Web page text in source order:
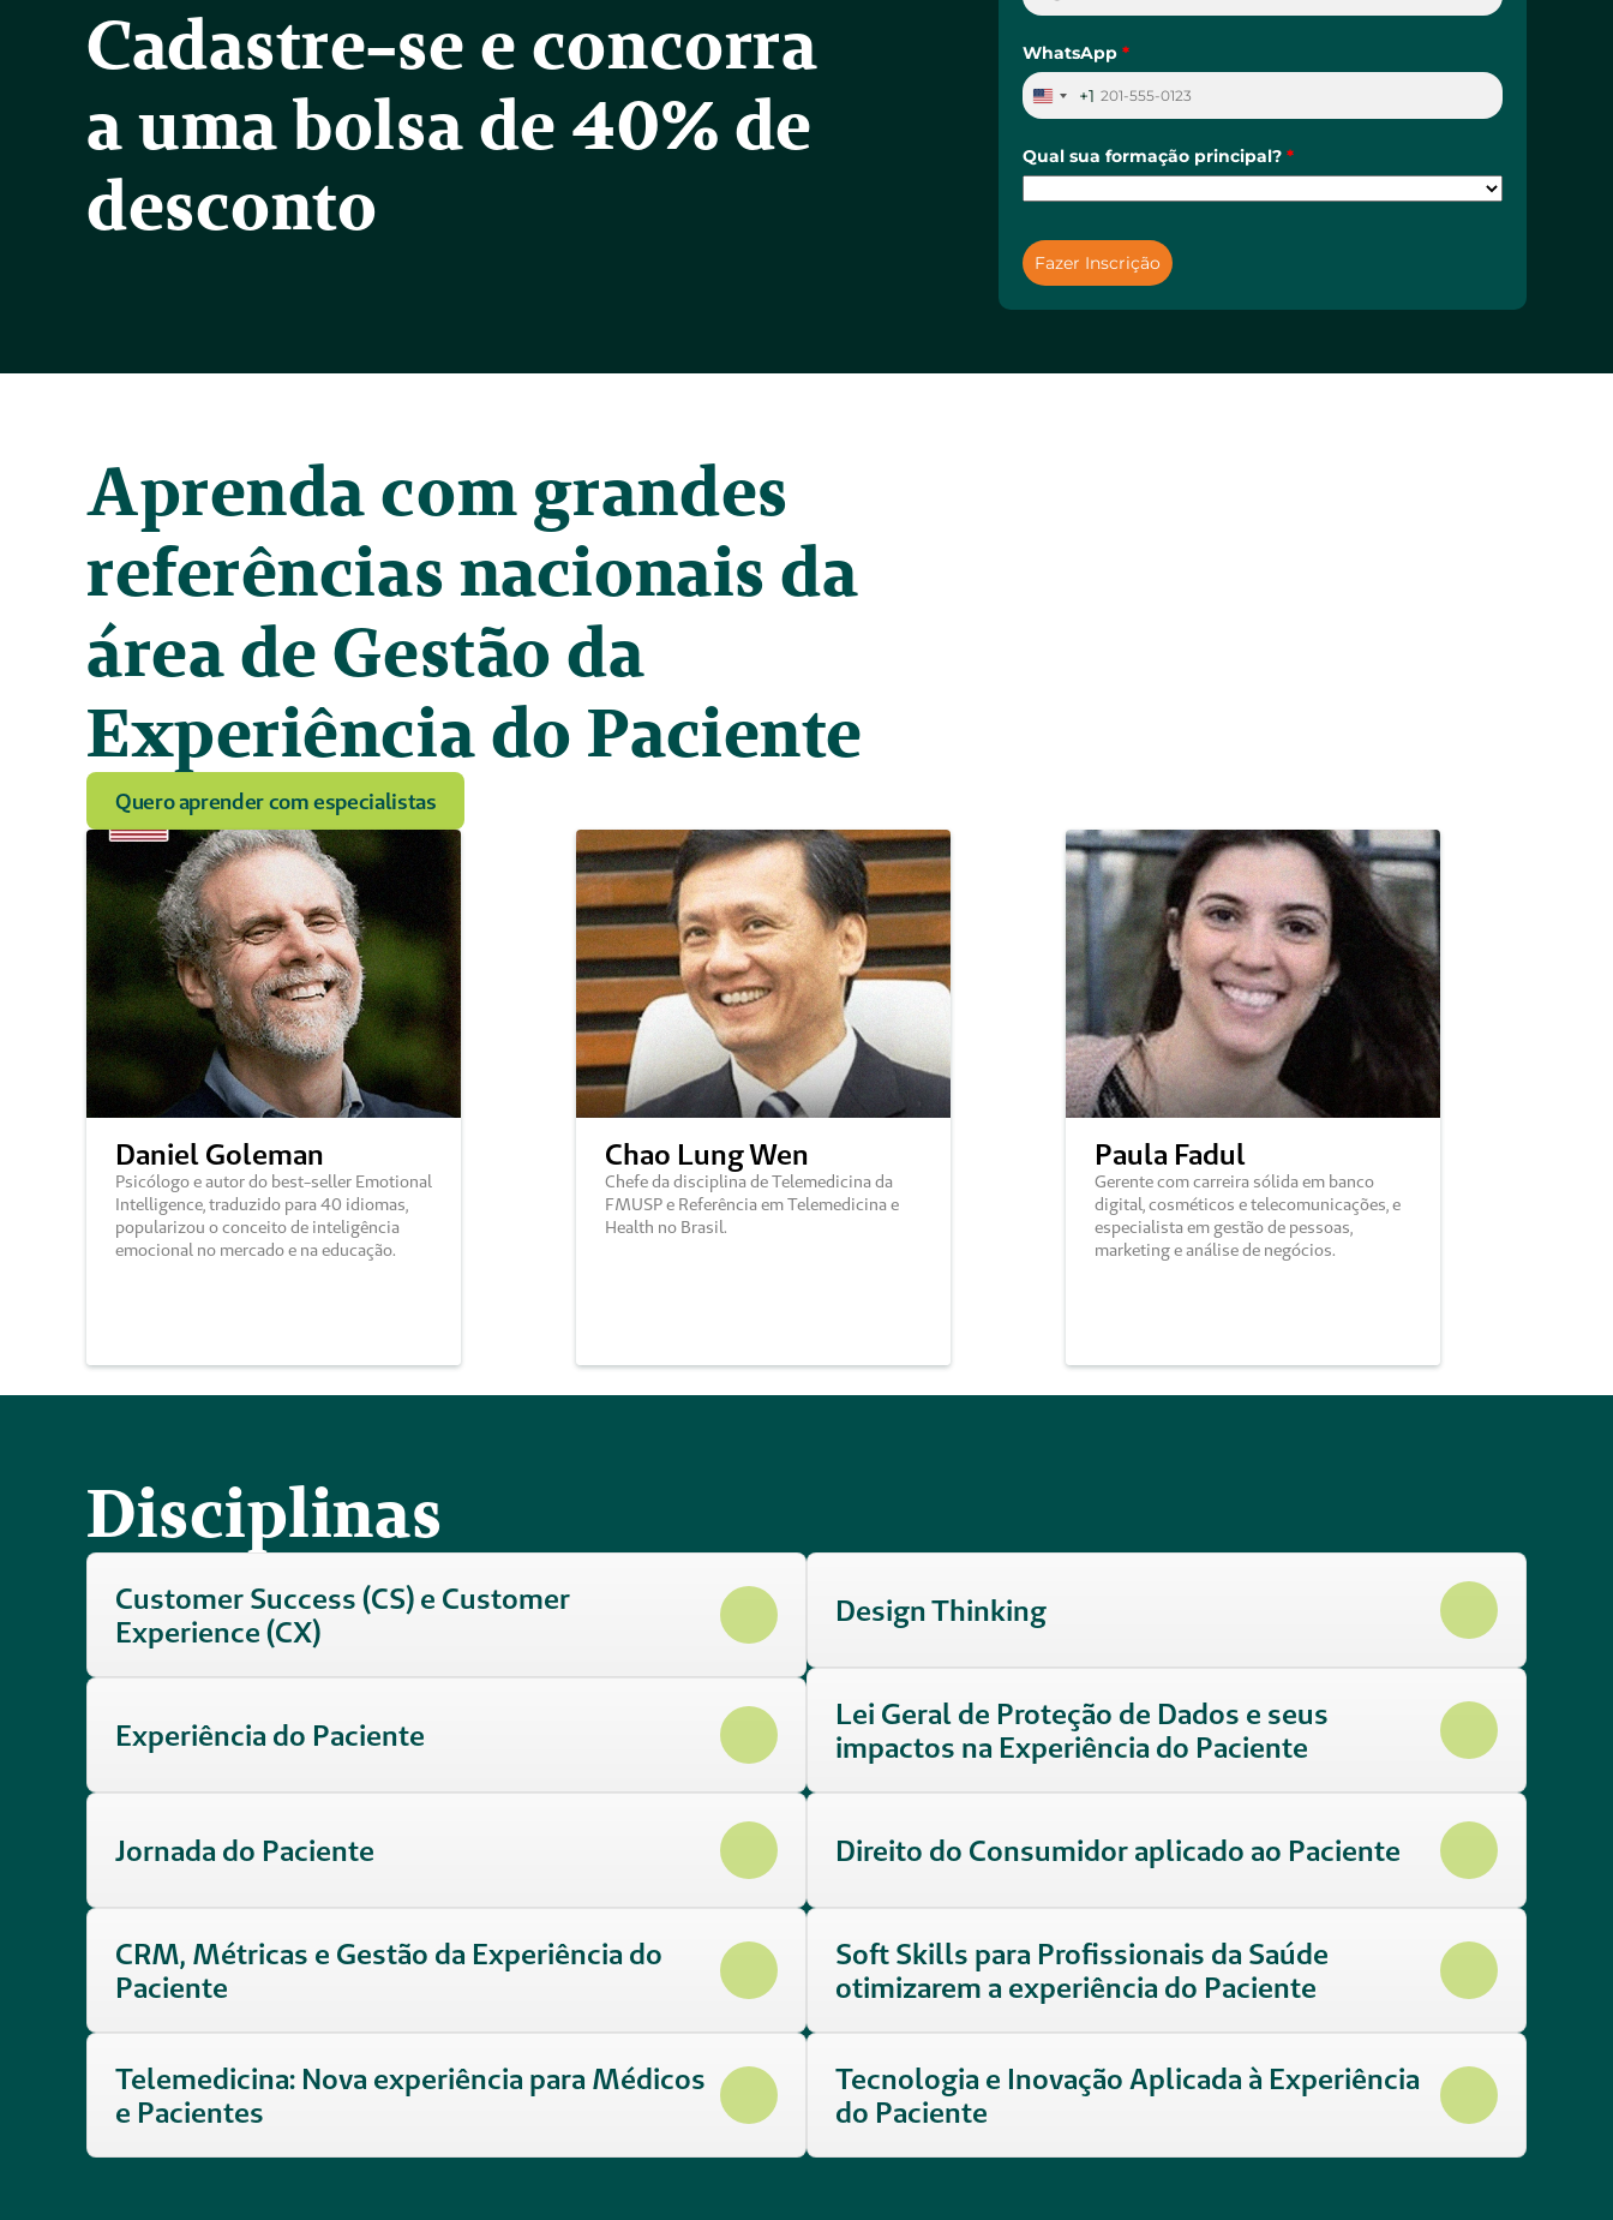
Cadastre-se e concorra
a uma bolsa de 40% de
desconto
Aprenda com grandes
referências nacionais da
área de Gestão da
Experiência do Paciente
Quero aprender com especialistas
Daniel Goleman
Psicólogo e autor do best-seller Emotional
Intelligence, traduzido para 40 idiomas,
popularizou o conceito de inteligência
emocional no mercado e na educação.
Chao Lung Wen
Chefe da disciplina de Telemedicina da
FMUSP e Referência em Telemedicina e
Health no Brasil.
Paula Fadul
Gerente com carreira sólida em banco
digital, cosméticos e telecomunicações, e
especialista em gestão de pessoas,
marketing e análise de negócios.
Disciplinas
Customer Success (CS) e Customer
Experience (CX)
Experiência do Paciente
Jornada do Paciente
CRM, Métricas e Gestão da Experiência do
Paciente
Telemedicina: Nova experiência para Médicos
e Pacientes
Design Thinking
Lei Geral de Proteção de Dados e seus
impactos na Experiência do Paciente
Direito do Consumidor aplicado ao Paciente
Soft Skills para Profissionais da Saúde
otimizarem a experiência do Paciente
Tecnologia e Inovação Aplicada à Experiência
do Paciente